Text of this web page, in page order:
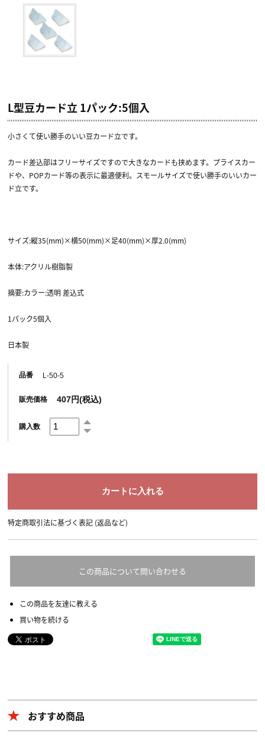
L型豆カード立 1パック:5個入
小さくて使い勝手のいい豆カード立です。
カード差込部はフリーサイズですので大きなカードも挟めます。プライスカー
ドや、POPカード等の表示に最適便利。スモールサイズで使い勝手のいいカー
ド立です。
サイズ:縦35(mm)×横50(mm)×足40(mm)×厚2.0(mm)
本体:アクリル樹脂製
摘要:カラー:透明 差込式
1パック5個入
日本製
品番 L-50-5
販売価格 407円(税込)
購入数
特定商取引法に基づく表記 (返品など)
この商品について問い合わせる
この商品を友達に教える
買い物を続ける
おすすめ商品